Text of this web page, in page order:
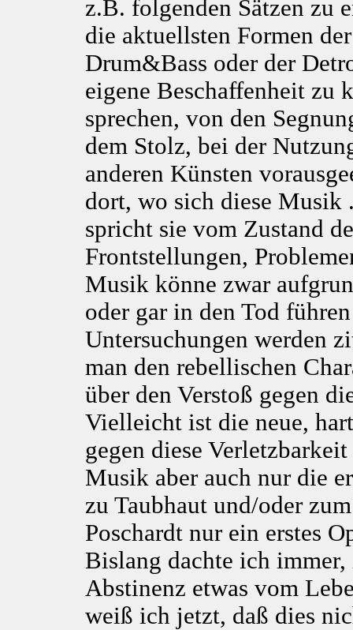
z.B. folgenden Sätzen zu
die aktuellsten Formen
Drum&Bass oder der
eigene Beschaffenheit zu
sprechen, von den
dem Stolz, bei der
anderen Künsten
dort, wo sich diese Musik
spricht sie vom Zustand
Frontstellungen,
Musik könne zwar
oder gar in den Tod
Untersuchungen werden
man den rebellischen
über den Verstoß gegen
Vielleicht ist die neue,
gegen diese
Musik aber auch nur die
zu Taubhaut und/oder
Poschardt nur ein erstes
Bislang dachte ich
Abstinenz etwas vom
weiß ich jetzt, daß dies